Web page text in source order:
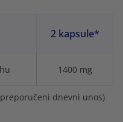
2 kapsule*
1400 mg
dnevni unos)